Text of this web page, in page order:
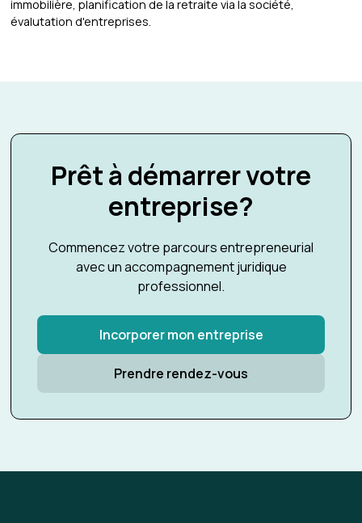
immobilière, planification de la retraite via la société,
évalutation d'entreprises.
Prêt à démarrer votre
entreprise?
Commencez votre parcours entrepreneurial
avec un accompagnement juridique
professionnel.
Incorporer mon entreprise
Prendre rendez-vous